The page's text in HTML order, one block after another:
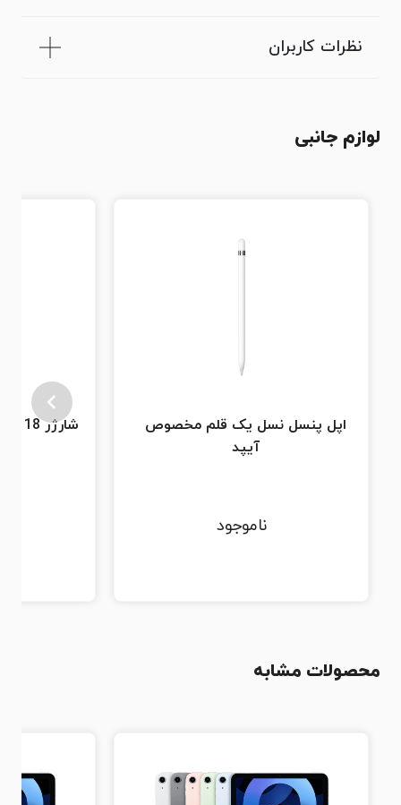
نظرات کاربران
لوازم جانبی
اپل پنسل نسل یک قلم مخصوص
آیپد
ناموجود
شارژر 18 وات USB-C اورجینال اپل
محصولات مشابه